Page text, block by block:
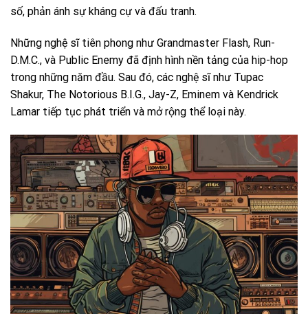
số, phản ánh sự kháng cự và đấu tranh.
Những nghệ sĩ tiên phong như Grandmaster Flash, Run-
D.M.C., và Public Enemy đã định hình nền tảng của hip-hop
trong những năm đầu. Sau đó, các nghệ sĩ như Tupac
Shakur, The Notorious B.I.G., Jay-Z, Eminem và Kendrick
Lamar tiếp tục phát triển và mở rộng thể loại này.